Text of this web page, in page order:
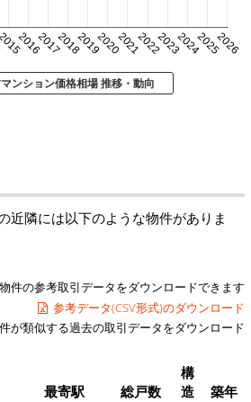
20162017201820192020202120222023202420252026
ンション価格相場 推移・動向
近隣には以下のような物件がありま
件の参考取引データをダウンロードできます
参考データ(CSV形式)のダウンロード
が類似する過去の取引データをダウンロード
最寄駅 総戸数
構
造
築年